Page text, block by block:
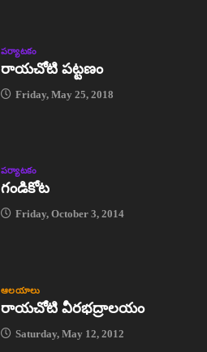
పర్యాటకం
రాయచోటి పట్టణం
Friday, May 25, 2018
పర్యాటకం
గండికోట
Friday, October 3, 2014
ఆలయాలు
రాయచోటి వీరభద్రాలయం
Saturday, May 12, 2012